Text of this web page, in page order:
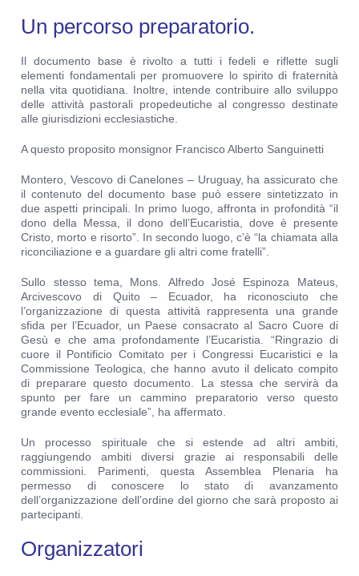
Un percorso preparatorio.
Il documento base è rivolto a tutti i fedeli e riflette sugli
elementi fondamentali per promuovere lo spirito di fraternità
nella vita quotidiana. Inoltre, intende contribuire allo sviluppo
delle attività pastorali propedeutiche al congresso destinate
alle giurisdizioni ecclesiastiche.
A questo proposito monsignor Francisco Alberto Sanguinetti
Montero, Vescovo di Canelones – Uruguay, ha assicurato che
il contenuto del documento base può essere sintetizzato in
due aspetti principali. In primo luogo, affronta in profondità “il
dono della Messa, il dono dell’Eucaristia, dove è presente
Cristo, morto e risorto”. In secondo luogo, c’è “la chiamata alla
riconciliazione e a guardare gli altri come fratelli”.
Sullo stesso tema, Mons. Alfredo José Espinoza Mateus,
Arcivescovo di Quito – Ecuador, ha riconosciuto che
l’organizzazione di questa attività rappresenta una grande
sfida per l’Ecuador, un Paese consacrato al Sacro Cuore di
Gesù e che ama profondamente l’Eucaristia. “Ringrazio di
cuore il Pontificio Comitato per i Congressi Eucaristici e la
Commissione Teologica, che hanno avuto il delicato compito
di preparare questo documento. La stessa che servirà da
spunto per fare un cammino preparatorio verso questo
grande evento ecclesiale”, ha affermato.
Un processo spirituale che si estende ad altri ambiti,
raggiungendo ambiti diversi grazie ai responsabili delle
commissioni. Parimenti, questa Assemblea Plenaria ha
permesso di conoscere lo stato di avanzamento
dell’organizzazione dell’ordine del giorno che sarà proposto ai
partecipanti.
Organizzatori